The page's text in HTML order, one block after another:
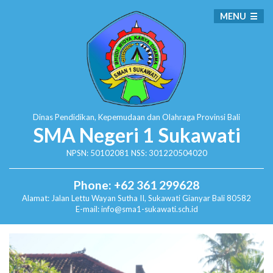
Dinas Pendidikan, Kepemudaan dan Olahraga Provinsi Bali
SMA Negeri 1 Sukawati
NPSN: 50102081 NSS: 301220504020
Phone: +62 361 299628
Alamat: Jalan Lettu Wayan Sutha II, SukawatiGianyar Bali 80582
E-mail: info@sma1-sukawati.sch.id
MENU